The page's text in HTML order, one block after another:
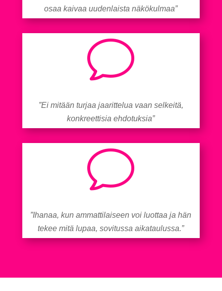
osaa kaivaa uudenlaista näkökulmaa”
v
”Ei mitään turjaa jaarittelua vaan selkeitä,
konkreettisia ehdotuksia”
v
”Ihanaa, kun ammattilaiseen voi luottaa ja hän
tekee mitä lupaa, sovitussa aikataulussa.”